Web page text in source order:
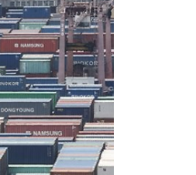
지
확
대